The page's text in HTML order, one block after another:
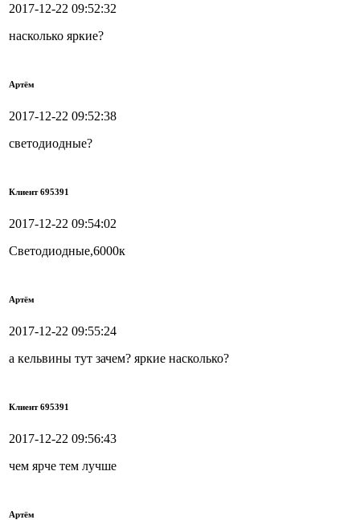
2017-12-22 09:52:32
насколько яркие?
Артём
2017-12-22 09:52:38
светодиодные?
Клиент 695391
2017-12-22 09:54:02
Светодиодные,6000к
Артём
2017-12-22 09:55:24
а кельвины тут зачем? яркие насколько?
Клиент 695391
2017-12-22 09:56:43
чем ярче тем лучше
Артём